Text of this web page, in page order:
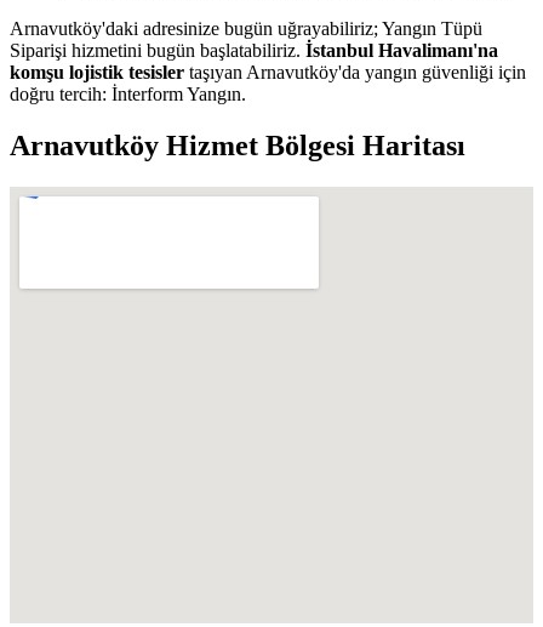
Arnavutköy'daki adresinize bugün uğrayabiliriz; Yangın Tüpü
Siparişi hizmetini bugün başlatabiliriz. İstanbul Havalimanı'na
komşu lojistik tesisler taşıyan Arnavutköy'da yangın güvenliği için
doğru tercih: İnterform Yangın.
Arnavutköy Hizmet Bölgesi Haritası